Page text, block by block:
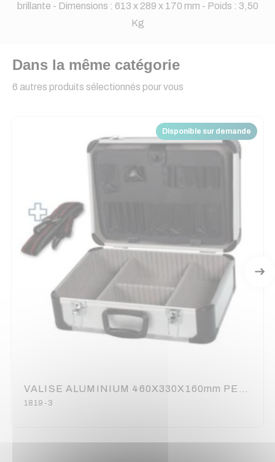
brillante - Dimensions : 613 x 289 x 170 mm - Poids : 3,50
Kg
Dans la même catégorie
6 autres produits sélectionnés pour vous
Disponible sur demande
1819-3